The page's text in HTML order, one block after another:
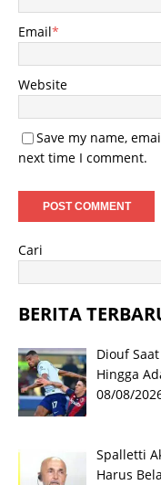
Email*
Website
Save my name,
next time I comment.
Cari
BERITA
Diouf
Hingga
08/08/
Spalletti
Harus